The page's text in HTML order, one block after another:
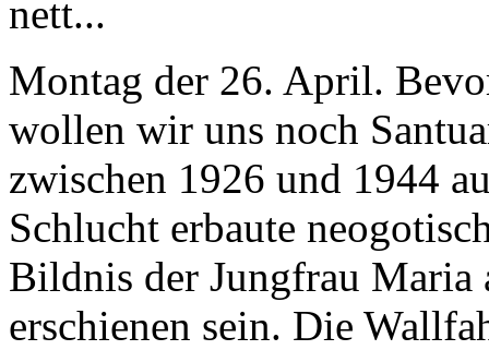
nett...
Montag der 26. April.
wollen wir uns noch
zwischen 1926 und 1944
Schlucht erbaute
Bildnis der Jungfrau Maria
erschienen sein. Die